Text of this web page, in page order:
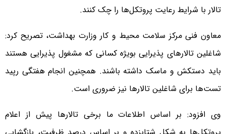
تالار با شرایط رعایت پروتکل‌ها را چک کنند.
معاون فنی مرکز سلامت محیط و کار وزارت بهداشت، تصریح کرد:
شاغلین تالارهای پذیرایی بویژه کسانی که مشغول پذیرایی هستند
باید دستکش و ماسک داشته باشند. همچنین انجام هفتگی رپید
تست‌ها برای شاغلین تالارها نیز ضروری است.
وی افزود: بر اساس اطلاعات ما برخی تالارها پیش از اعلام